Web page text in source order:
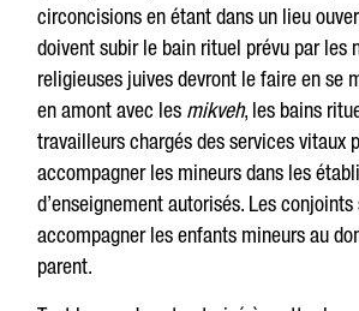
circoncisions en étant dans un lieu
doivent subir le bain rituel prévu par les
religieuses juives devront le faire en se
en amont avec les mikveh, les bains
travailleurs chargés des services vitaux
accompagner les mineurs dans les
d’enseignement autorisés. Les
accompagner les enfants mineurs au
parent.